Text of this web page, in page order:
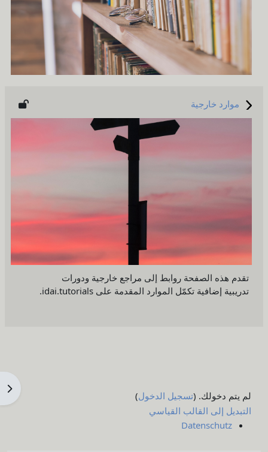
موارد خارجية
تقدم هذه الصفحة روابط إلى مراجع خارجية ودورات
تدريبية إضافية تكمّل الموارد المقدمة على idai.tutorials.
لم يتم دخولك. (تسجيل الدخول)
التبديل إلى القالب القياسي
Datenschutz